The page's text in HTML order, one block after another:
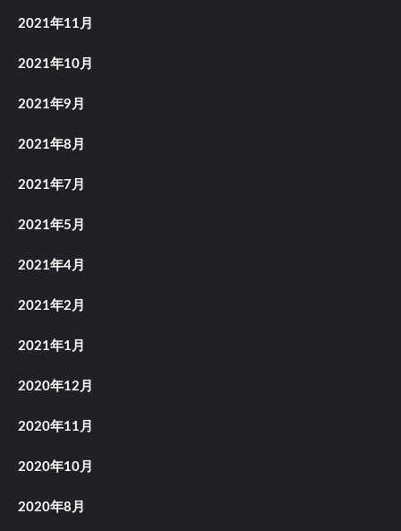
2021年11月
2021年10月
2021年9月
2021年8月
2021年7月
2021年5月
2021年4月
2021年2月
2021年1月
2020年12月
2020年11月
2020年10月
2020年8月